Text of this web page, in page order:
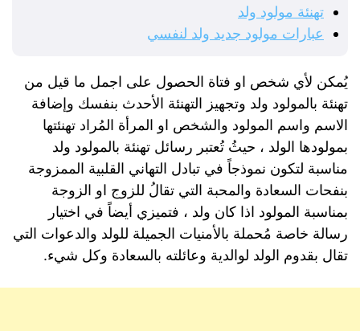
تهنئة مولود ولد
عبارات مولود جديد ولد لنفسي
يُمكن لأي شخص او فتاة الحصول على اجمل ما قيل من
تهنئة بالمولود ولد وتجهيز التهنئة الأحدث بنفسك وإضافة
الاسم واسم المولود والشخص او المرأة المُراد تهنئتها
بمولودها الولد ، حيثُ تُعتبر رسائل تهنئة بالمولود ولد
مناسبة لتكون نموذجاً في تبادل التهاني القلبية الممزوجة
بنفحات السعادة والمحبة التي تقالُ للزوج او الزوجة
بمناسبة المولود اذا كان ولد ، فتميزي أيضاً في اختيار
رسالة خاصة مُحملة بالأمنيات الجميلة للولد والدعوات التي
تقال بقدوم الولد لوالدية وعائلته بالسعادة وكل شيء.